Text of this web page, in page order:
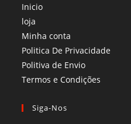
Inicio
loja
Minha conta
Politica De Privacidade
Politiva de Envio
Termos e Condições​
Siga-Nos